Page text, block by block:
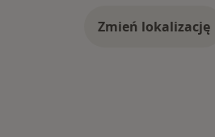
Zmień lokalizację